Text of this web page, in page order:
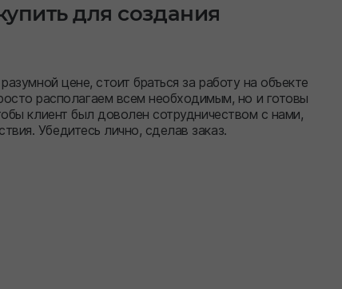
для создания
цене, стоит браться за работу на объекте
располагаем всем необходимым, но и готовы
клиент был доволен сотрудничеством с нами,
Убедитесь лично, сделав заказ.